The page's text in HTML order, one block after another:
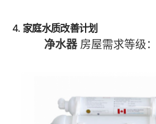
4. 家庭水质改善计划
净水器房屋需求等级